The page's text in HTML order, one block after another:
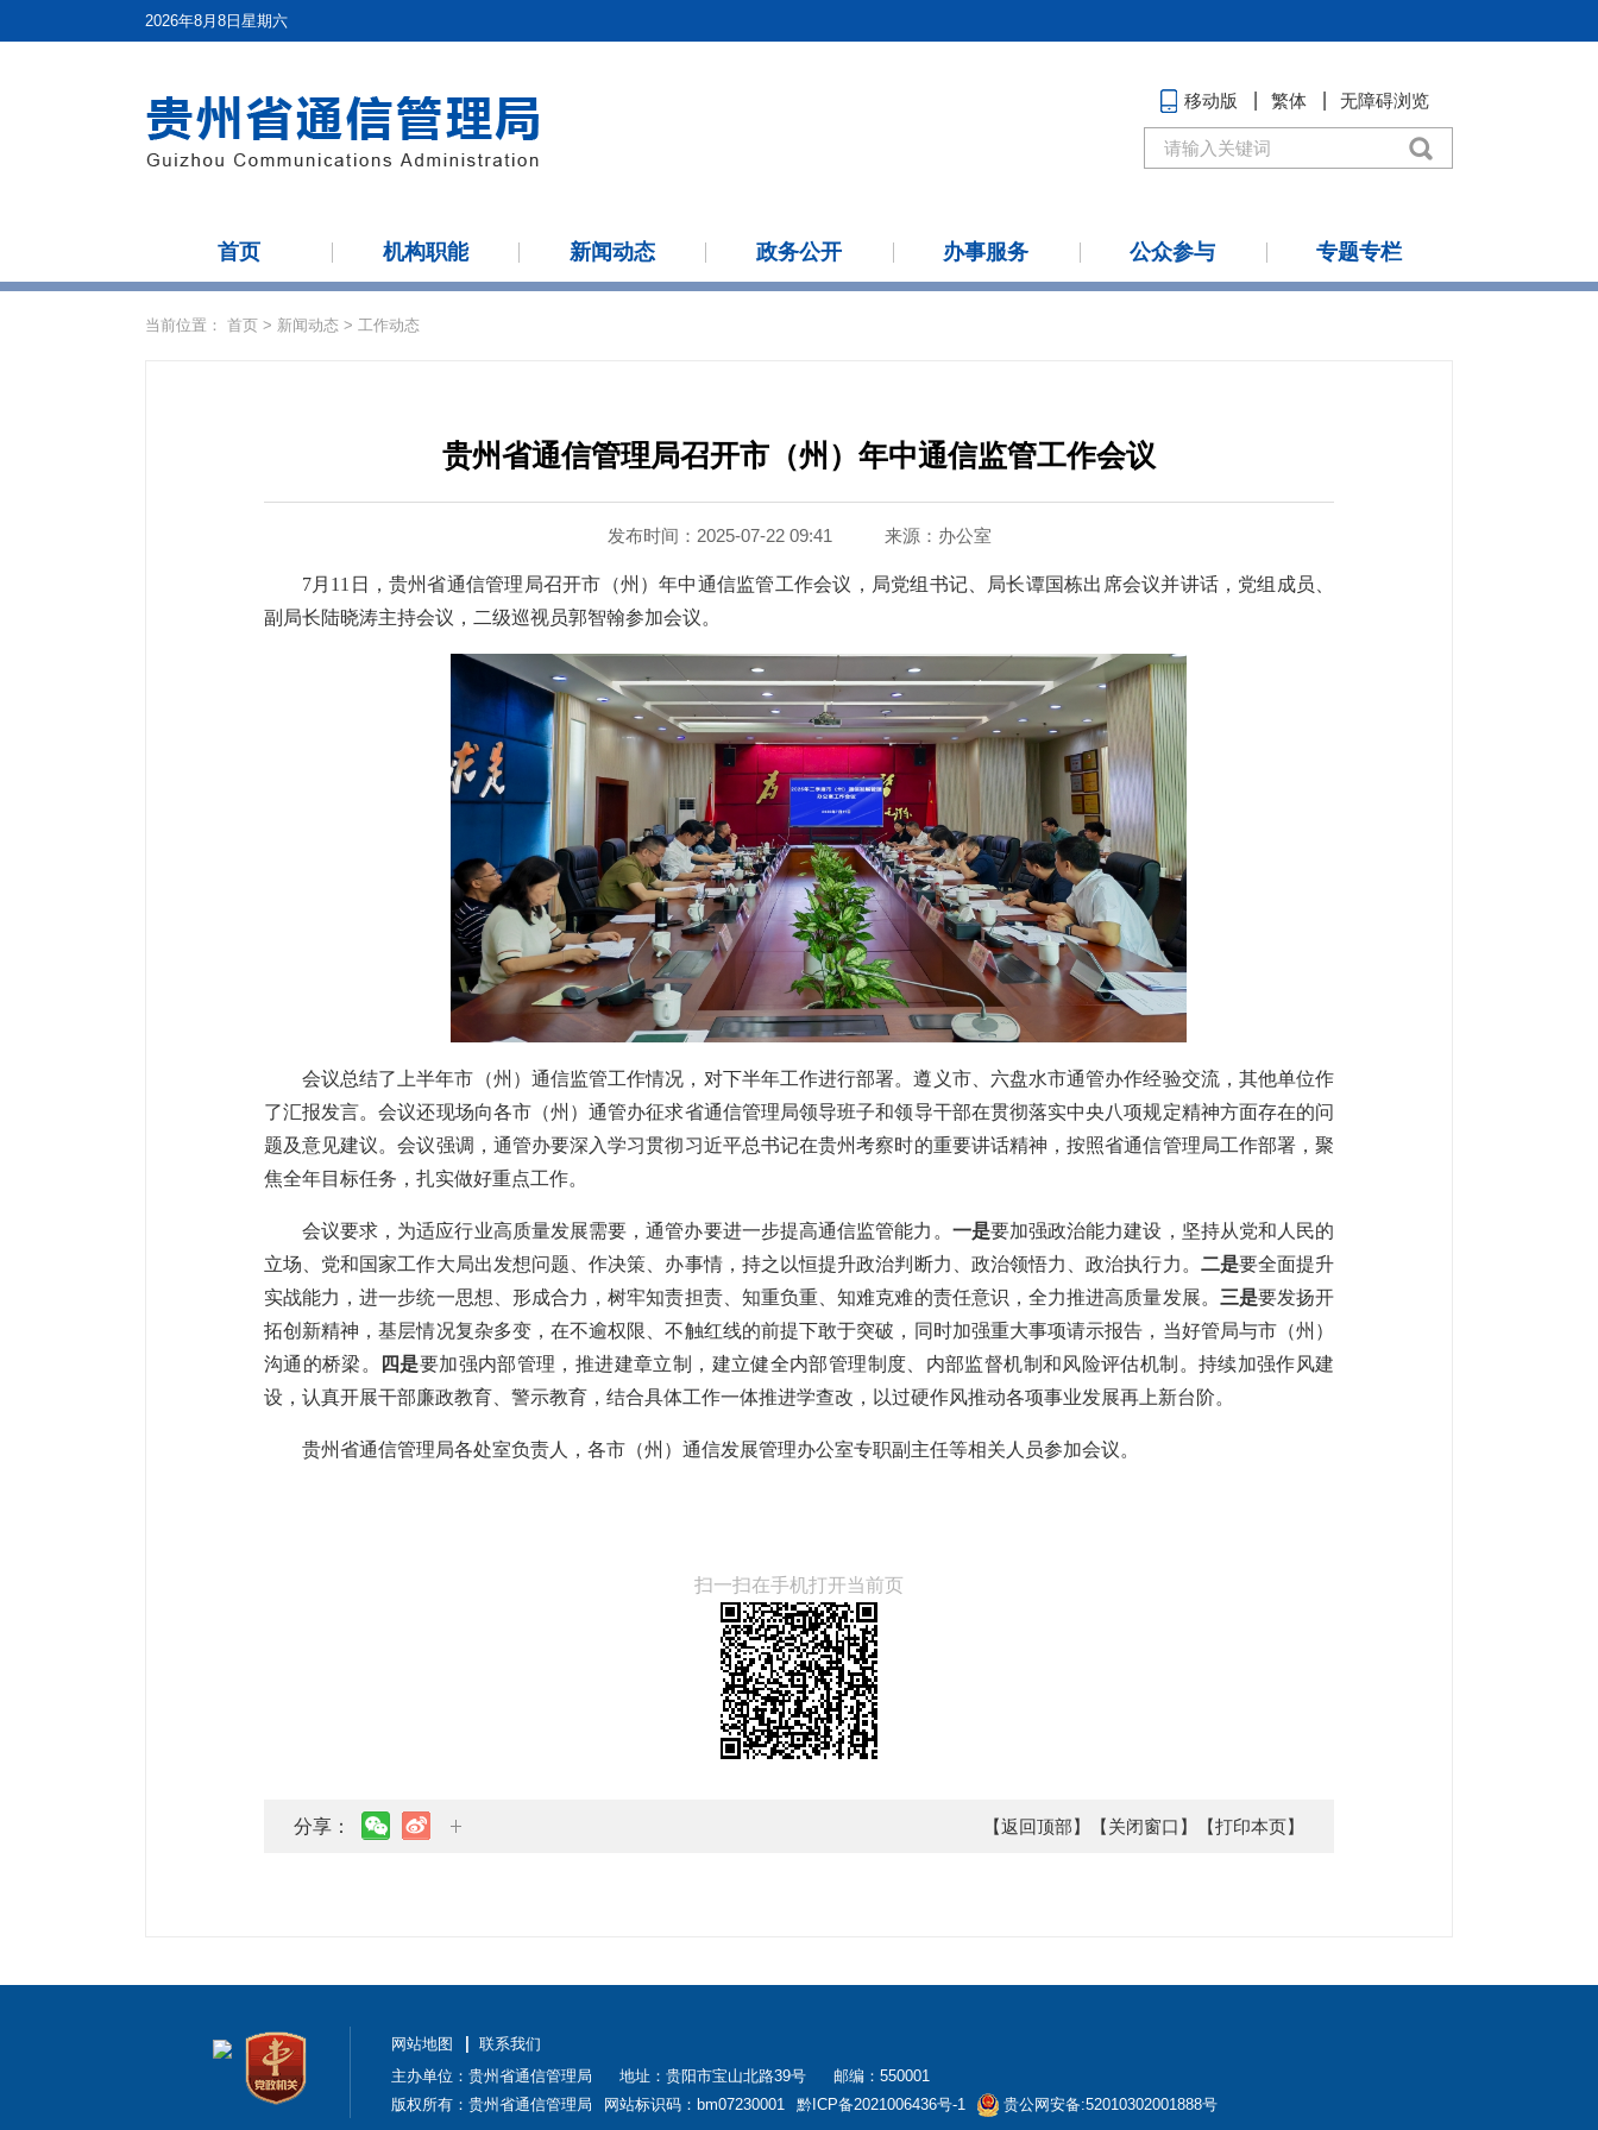
2026年8月8日星期六
移动版 繁体 无障碍浏览
首页 机构职能 新闻动态 政务公开 办事服务 公众参与 专题专栏
当前位置： 首页 > 新闻动态 > 工作动态
贵州省通信管理局召开市（州）年中通信监管工作会议
发布时间：2025-07-22 09:41 来源： 办公室
7月11日，贵州省通信管理局召开市（州）年中通信监管工作会议，局党组书记、局长谭国栋出席会议并讲话，党组成员、
副局长陆晓涛主持会议，二级巡视员郭智翰参加会议。
会议总结了上半年市（州）通信监管工作情况，对下半年工作进行部署。遵义市、六盘水市通管办作经验交流，其他单位作
了汇报发言。会议还现场向各市（州）通管办征求省通信管理局领导班子和领导干部在贯彻落实中央八项规定精神方面存在的问
题及意见建议。会议强调，通管办要深入学习贯彻习近平总书记在贵州考察时的重要讲话精神，按照省通信管理局工作部署，聚
焦全年目标任务，扎实做好重点工作。
会议要求，为适应行业高质量发展需要，通管办要进一步提高通信监管能力。 一是要加强政治能力建设，坚持从党和人民的
立场、党和国家工作大局出发想问题、作决策、办事情，持之以恒提升政治判断力、政治领悟力、政治执行力。 二是要全面提升
实战能力，进一步统一思想、形成合力，树牢知责担责、知重负重、知难克难的责任意识，全力推进高质量发展。 三是要发扬开
拓创新精神，基层情况复杂多变，在不逾权限、不触红线的前提下敢于突破，同时加强重大事项请示报告，当好管局与市（州）
沟通的桥梁。
四是要加强内部管理，推进建章立制，建立健全内部管理制度、内部监督机制和风险评估机制。持续加强作风建
设，认真开展干部廉政教育、警示教育，结合具体工作一体推进学查改，以过硬作风推动各项事业发展再上新台阶。
贵州省通信管理局各处室负责人，各市（州）通信发展管理办公室专职副主任等相关人员参加会议。
扫一扫在手机打开当前页
分享： 【返回顶部】 【关闭窗口】 【打印本页】
网站地图
联系我们
主办单位：贵州省通信管理局
地址：贵阳市宝山北路39号
邮编：550001
版权所有：贵州省通信管理局
网站标识码：bm07230001 黔ICP备2021006436号-1 贵公网安备:52010302001888号